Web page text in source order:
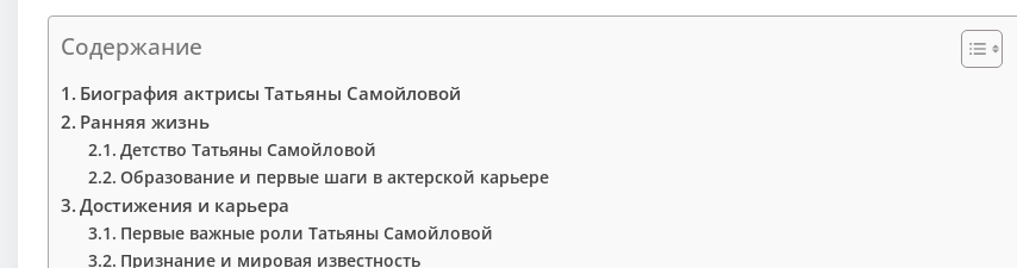
Содержание
Биография актрисы Татьяны Самойловой
Ранняя жизнь
Детство Татьяны Самойловой
Образование и первые шаги в актерской карьере
Достижения и карьера
Первые важные роли Татьяны Самойловой
Признание и мировая известность